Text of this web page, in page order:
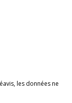
les données ne